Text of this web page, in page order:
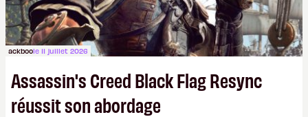
ackboole 11 juillet 2026
Assassin's Creed Black Flag Resync
réussit son abordage